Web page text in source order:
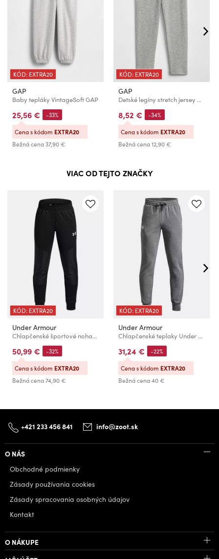
KÓD: EXTRA20
GAP
Baby tepláky VintageSoft GAP
25,56 €
Bežná cena37,90 €
-33%
Cena s kódom EXTRA20
KÓD: EXTRA20
GAP
Detské legíny stretch jersey GAP
8,52 €
Bežná cena12,90 €
-34%
Cena s kódom EXTRA20
VIAC OD TEJTO ZNAČKY
KÓD: EXTRA20
Under Armour
Chlapčenské športové nohavice Under Armour UA Armour Flc Pro Uti
50,99 €
Bežná cena74,90 €
-32%
Cena s kódom EXTRA20
KÓD: EXTRA20
Under Armour
Chlapčenské teplaky Under Armour UA RIVAL FLEECE JOGGERS
31,24 €
Bežná cena40 €
-22%
Cena s kódom EXTRA20
+421 233 456 841 info@zoot.sk
O NÁS
Obchodné podmienky
Zásady používania cookies
Zásady spracovania osobných údajov
Kontakt
O NÁKUPE